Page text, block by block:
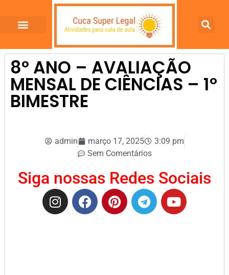
8º ANO – AVALIAÇÃO
MENSAL DE CIÊNCIAS – 1º
BIMESTRE
admin março 17, 2025
3:09 pm
Sem Comentários
Siga nossas Redes Sociais